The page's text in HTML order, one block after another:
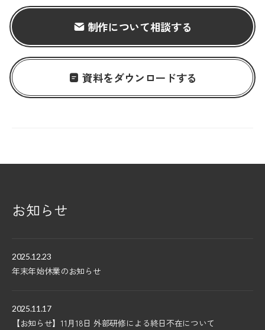
制作について相談する
資料をダウンロードする
お知らせ
2025.12.23
年末年始休業のお知らせ
2025.11.17
【お知らせ】11月18日 外部研修による終日不在について